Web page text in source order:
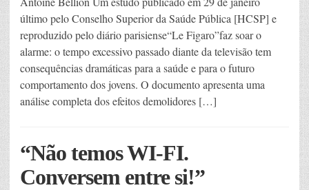
último pelo Conselho Superior da Saúde Pública [HCSP] e
reproduzido pelo diário parisiense“Le Figaro”faz soar o
alarme: o tempo excessivo passado diante da televisão tem
consequências dramáticas para a saúde e para o futuro
comportamento dos jovens. O documento apresenta uma
análise completa dos efeitos demolidores […]
“Não temos WI-FI.
Conversem entre si!”